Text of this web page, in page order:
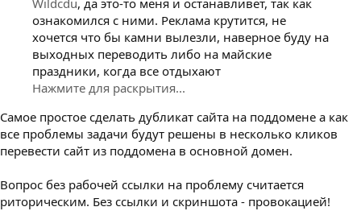
Wildcdu, да это-то меня и останавливет, так как
ознакомился с ними. Реклама крутится, не
хочется что бы камни вылезли, наверное буду на
выходных переводить либо на майские
праздники, когда все отдыхают
Нажмите для раскрытия...
Самое простое сделать дубликат сайта на поддомене а как
все проблемы задачи будут решены в несколько кликов
перевести сайт из поддомена в основной домен.
Вопрос без рабочей ссылки на проблему считается
риторическим. Без ссылки и скриншота - провокацией!